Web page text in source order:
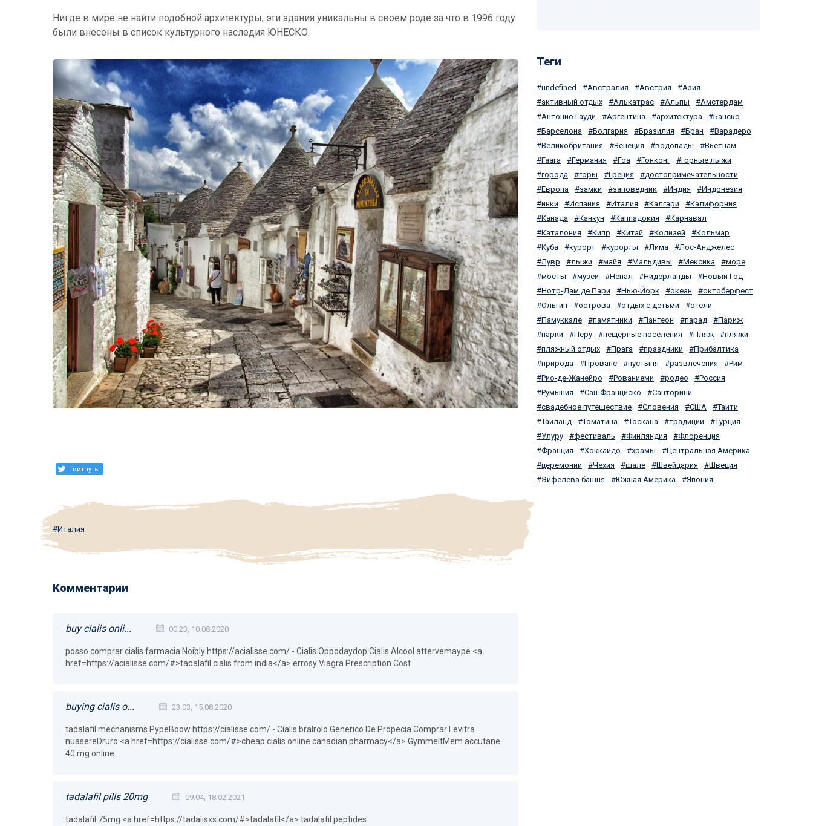
Нигде в мире не найти подобной архитектуры, эти здания уникальны в своем роде за что в 1996 году
были внесены в список культурного наследия ЮНЕСКО.
Твитнуть
Италия
Комментарии
buy cialis onli... 00:23, 10.08.2020
posso comprar cialis farmacia Noibly https://acialisse.com/ - Cialis Oppodaydop Cialis Alcool attervemaype <a
href=https://acialisse.com/#>tadalafil cialis from india</a> errosy Viagra Prescription Cost
buying cialis o... 23:03, 15.08.2020
tadalafil mechanisms PypeBoow https://cialisse.com/ - Cialis bralrolo Generico De Propecia Comprar Levitra
nuasereDruro <a href=https://cialisse.com/#>cheap cialis online canadian pharmacy</a> GymmeltMem accutane
40 mg online
tadalafil pills 20mg 09:04, 18.02.2021
tadalafil 75mg <a href=https://tadalisxs.com/#>tadalafil</a> tadalafil peptides
Теги
undefined Австралия Австрия
Азия
активный отдых
Алькатрас Альпы
Амстердам
Антонио Гауди
Аргентина архитектура
Банско
Барселона
Болгария Бразилия Бран
Варадеро
Великобритания
Венеция водопады
Вьетнам
Гаага
Германия Гоа Гонконг
горные лыжи
города
горы Греция
достопримечательности
Европа
замки заповедник Индия
Индонезия
инки
Испания Италия Калгари
Калифорния
Канада
Канкун Каппадокия
Карнавал
Каталония
Кипр Китай Колизей
Кольмар
Куба
курорт курорты Лима
Лос-Анджелес
Лувр
лыжи майя Мальдивы Мексика
море
мосты
музеи Непал Нидерланды
Новый Год
Нотр-Дам де Пари
Нью-Йорк океан
октоберфест
Ольгин
острова отдых с детьми
отели
Памуккале
памятники Пантеон парад
Париж
парки
Перу пещерные поселения Пляж
пляжи
пляжный отдых
Прага праздники
Прибалтика
природа
Прованс пустыня развлечения
Рим
Рио-де-Жанейро
Рованиеми родео
Россия
Румыния
Сан-Франциско
Санторини
свадебное путешествие
Словения США
Таити
Тайланд
Томатина Тоскана традиции
Турция
Улуру
фестиваль Финляндия
Флоренция
Франция
Хоккайдо храмы
Центральная Америка
церемонии
Чехия шале Швейцария
Швеция
Эйфелева башня
Южная Америка Япония